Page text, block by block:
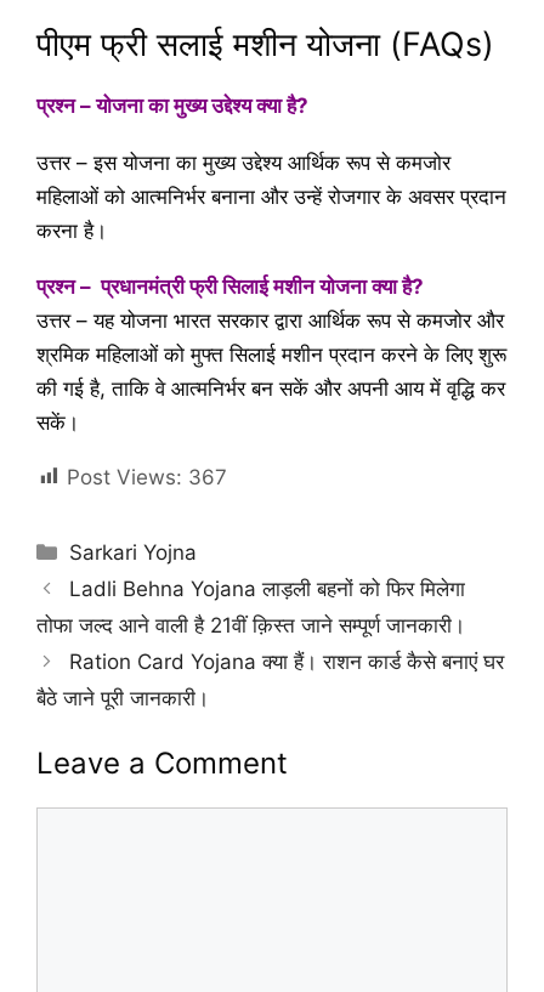
पीएम फ्री सलाई मशीन योजना (FAQs)
प्रश्न – योजना का मुख्य उद्देश्य क्या है?
उत्तर – इस योजना का मुख्य उद्देश्य आर्थिक रूप से कमजोर
महिलाओं को आत्मनिर्भर बनाना और उन्हें रोजगार के अवसर प्रदान
करना है।
प्रश्न – प्रधानमंत्री फ्री सिलाई मशीन योजना क्या है?
उत्तर – यह योजना भारत सरकार द्वारा आर्थिक रूप से कमजोर और
श्रमिक महिलाओं को मुफ्त सिलाई मशीन प्रदान करने के लिए शुरू
की गई है, ताकि वे आत्मनिर्भर बन सकें और अपनी आय में वृद्धि कर
सकें।
Post Views: 367
Categories
Sarkari Yojna
Ladli Behna Yojana लाड़ली बहनों को फिर मिलेगा
तोफा जल्द आने वाली है 21वीं क़िस्त जाने सम्पूर्ण जानकारी।
Ration Card Yojana क्या हैं। राशन कार्ड कैसे बनाएं घर
बैठे जाने पूरी जानकारी।
Leave a Comment